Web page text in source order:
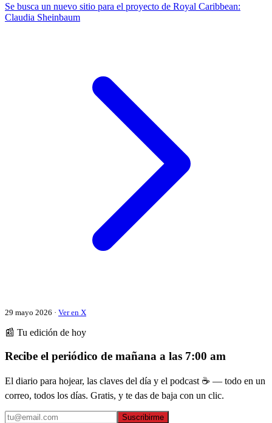
Se busca un nuevo sitio para el proyecto de Royal Caribbean:
Claudia Sheinbaum
29 mayo 2026 · Ver en X
📰 Tu edición de hoy
Recibe el periódico de mañana a las 7:00 am
El diario para hojear, las claves del día y el podcast ☕ — todo en un
correo, todos los días. Gratis, y te das de baja con un clic.
Suscribirme